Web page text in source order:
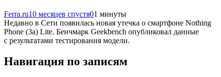
Ferra.ru10 месяцев спустя01 минуты
Недавно в Сети появилась новая утечка о смартфоне Nothing
Phone (3a) Lite. Бенчмарк Geekbench опубликовал данные
с результатами тестирования модели.
Навигация по записям